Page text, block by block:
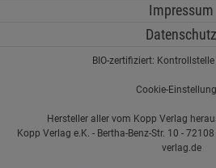
Impressum
Datenschutz
BIO-zertifiziert: Kontrollstelle
Cookie-
Hersteller aller vom Kopp Verlag
Kopp Verlag e.K. - Bertha-Benz-Str. 10 -
verlag.de